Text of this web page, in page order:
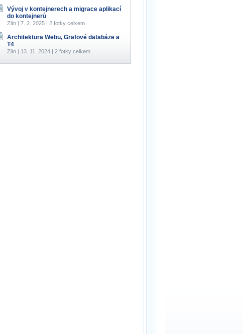
Vývoj v kontejnerech a migrace aplikací
do kontejnerů
Zlín | 7. 2. 2025 | 2 fotky celkem
Architektura Webu, Grafové databáze a
T4
Zlín | 13. 11. 2024 | 2 fotky celkem